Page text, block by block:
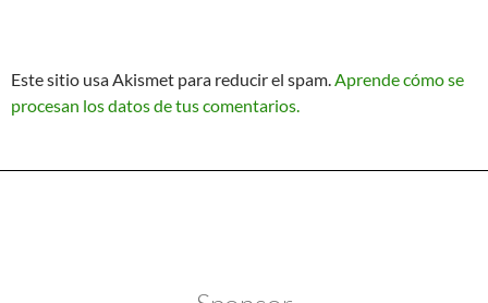
Este sitio usa Akismet para reducir el spam.Aprende cómo se
procesan los datos de tus comentarios.